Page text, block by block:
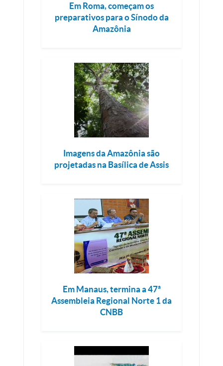
Em Roma, começam os
preparativos para o Sínodo da
Amazônia
Imagens da Amazônia são
projetadas na Basílica de Assis
Em Manaus, termina a 47ª
Assembleia Regional Norte 1 da
CNBB